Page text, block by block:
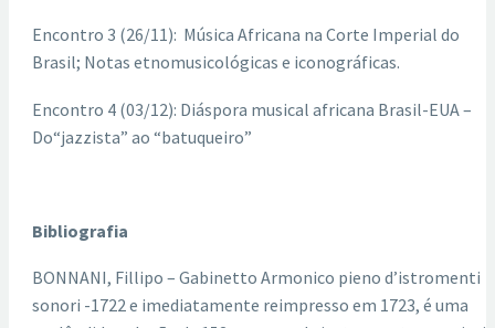
Encontro 3 (26/11): Música Africana na Corte Imperial do
Brasil; Notas etnomusicológicas e iconográficas.
Encontro 4 (03/12): Diáspora musical africana Brasil-EUA –
Do“jazzista” ao “batuqueiro”
Bibliografia
BONNANI, Fillipo – Gabinetto Armonico pieno d’istromenti
sonori -1722 e imediatamente reimpresso em 1723, é uma